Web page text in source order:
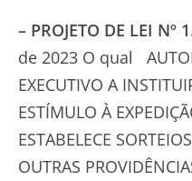
– PROJETO DE LEI Nº
de 2023 O qual
EXECUTIVO A
ESTÍMULO À
ESTABELECE
OUTRAS